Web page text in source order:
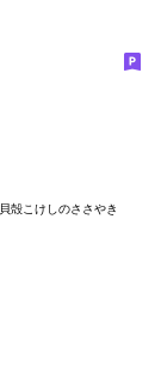
貝殻こけしのささやき